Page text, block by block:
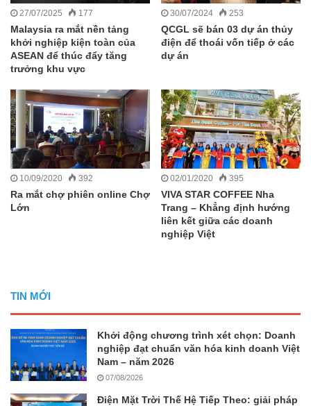
27/07/2025 177
Malaysia ra mắt nền tảng
khởi nghiệp kiện toàn của
ASEAN để thúc đẩy tăng
trưởng khu vực
30/07/2024 253
QCGL sẽ bán 03 dự án thủy
điện để thoái vốn tiếp ở các
dự án
10/09/2020 392
Ra mắt chợ phiên online Chợ
Lớn
02/01/2020 395
VIVA STAR COFFEE Nha
Trang – Khẳng định hướng
liên kết giữa các doanh
nghiệp Việt
TIN MỚI
Khởi động chương trình xét chọn: Doanh
nghiệp đạt chuẩn văn hóa kinh doanh Việt
Nam – năm 2026
07/08/2026
Điện Mặt Trời Thế Hệ Tiếp Theo: giải pháp